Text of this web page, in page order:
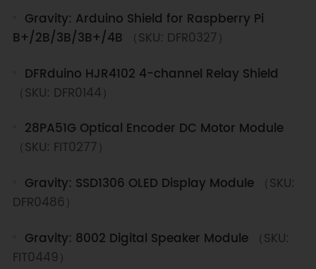
Gravity: Arduino Shield for Raspberry Pi
B+/2B/3B/3B+/4B
（SKU: DFR0327）
DFRduino HJR4102 4-channel Relay Shield
（SKU: DFR0144）
28PA51G Optical Encoder DC Motor Module
（SKU: FIT0277）
Gravity: SSD1306 OLED Display Module （SKU:
DFR0486）
Gravity: 8002 Digital Speaker Module （SKU:
FIT0449）